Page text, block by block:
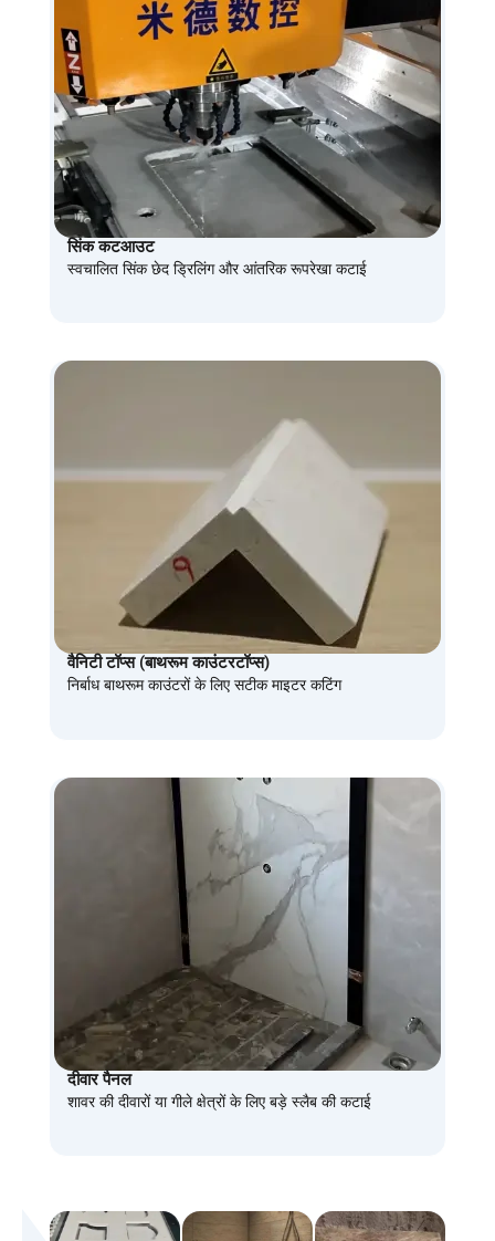
सिंक कटआउट
स्वचालित सिंक छेद ड्रिलिंग और आंतरिक रूपरेखा कटाई
वैनिटी टॉप्स (बाथरूम काउंटरटॉप्स)
निर्बाध बाथरूम काउंटरों के लिए सटीक माइटर कटिंग
दीवार पैनल
शावर की दीवारों या गीले क्षेत्रों के लिए बड़े स्लैब की कटाई